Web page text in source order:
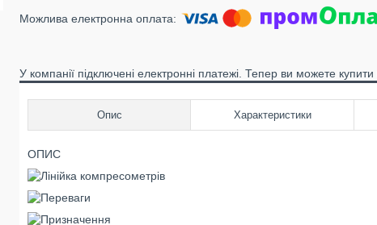
У компанії підключені електронні платежі. Тепер ви можете
Опис Характеристики
ОПИС